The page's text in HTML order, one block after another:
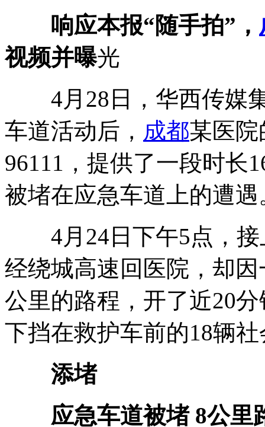
响应本报“随手拍”，
视频并曝光
4月28日，华西传媒集
车道活动后， 成都某医
96111，提供了一段时长
被堵在应急车道上的遭遇
4月24日下午5点，接
经绕城高速回医院，却
公里的路程，开了近20
下挡在救护车前的18辆
添堵
应急车道被堵 8公里